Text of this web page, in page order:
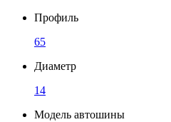
Профиль
65
Диаметр
14
Модель автошины